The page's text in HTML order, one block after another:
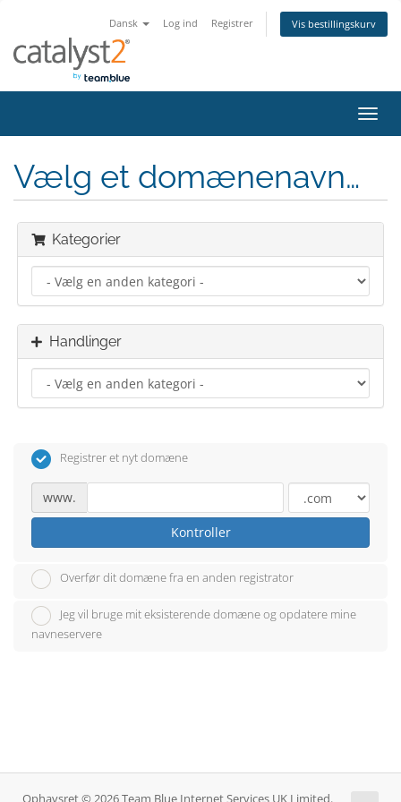
Dansk Log ind Registrer Vis bestillingskurv
Skift
Vælg et domænenavn…
Kategorier
Handlinger
Registrer et nyt domæne
www.
Kontroller
Overfør dit domæne fra en anden registrator
Jeg vil bruge mit eksisterende domæne og opdatere mine
navneservere
Ophavsret © 2026 Team Blue Internet Services UK Limited.